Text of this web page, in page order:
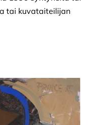
tai kuvataiteilijan